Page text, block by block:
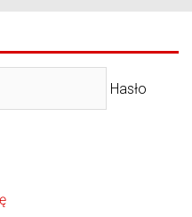
Hasło